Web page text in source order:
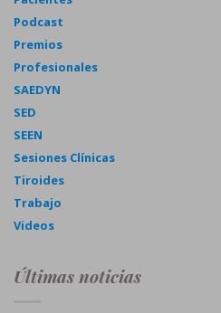
Podcast
Premios
Profesionales
SAEDYN
SED
SEEN
Sesiones Clínicas
Tiroides
Trabajo
Videos
Últimas noticias